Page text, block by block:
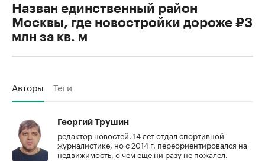
Назван единственный район
Москвы, где новостройки дороже ₽3
млн за кв. м
Авторы Теги
Георгий Трушин
редактор новостей. 14 лет отдал спортивной
журналистике, но с 2014 г. переориентировался на
недвижимость, о чем еще ни разу не пожалел.